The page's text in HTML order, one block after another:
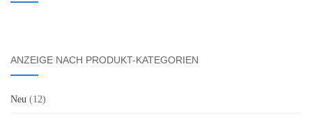
ANZEIGE NACH PRODUKT-KATEGORIEN
Neu (12)